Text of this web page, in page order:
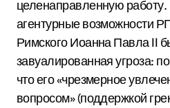
целенаправленную работу.
агентурные возможности
Римского Иоанна Павла II
завуалированная угроза:
что его «чрезмерное
вопросом» (поддержкой